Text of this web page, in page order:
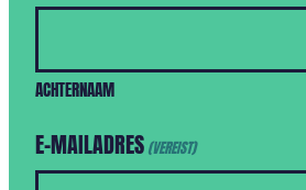
ACHTERNAAM
E-MAILADRES (VEREIST)